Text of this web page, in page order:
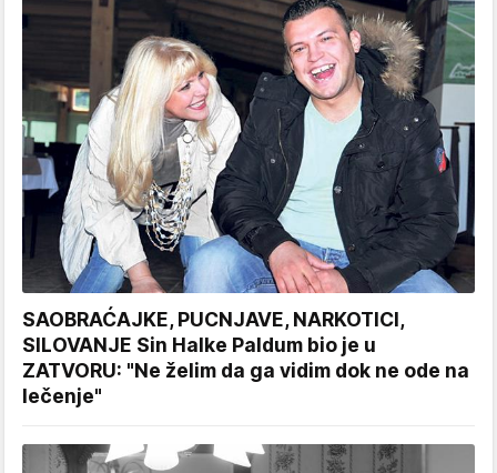
SAOBRAĆAJKE, PUCNJAVE, NARKOTICI,
SILOVANJE Sin Halke Paldum bio je u
ZATVORU: "Ne želim da ga vidim dok ne ode na
lečenje"